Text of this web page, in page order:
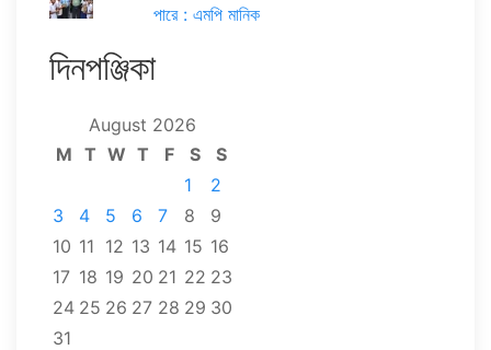
পারে : এমপি মানিক
দিনপঞ্জিকা
August 2026
M T W T F S
S
1
2
3
4 5 6 7 8
9
10 11 12 13 14 15 16
17 18 19 20 21 22 23
24 25 26 27 28 29 30
31